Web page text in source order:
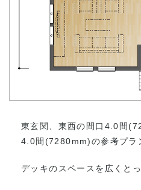
東玄関、東西の間口4.0間
4.0間(7280mm)の参考プラ
デッキのスペースを広くと